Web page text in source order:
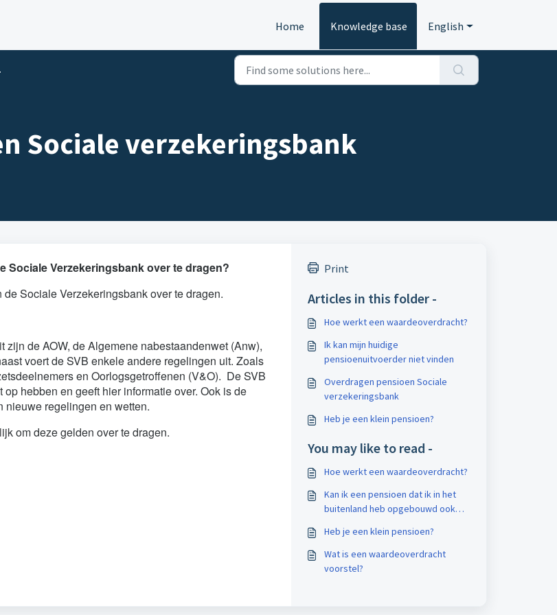
Home Knowledge base English
Sociale verzekeringsbank
Sociale Verzekeringsbank over te dragen?
Sociale Verzekeringsbank over te dragen.
de AOW, de Algemene nabestaandenwet (Anw),
voert de SVB enkele andere regelingen uit. Zoals
en Oorlogsgetroffenen (V&O). De SVB
hebben en geeft hier informatie over. Ook is de
nieuwe regelingen en wetten.
om deze gelden over te dragen.
Print
Articles in this folder -
Hoe werkt een waardeoverdracht?
Ik kan mijn huidige
pensioenuitvoerder niet vinden
Overdragen pensioen Sociale
verzekeringsbank
Heb je een klein pensioen?
You may like to read -
Hoe werkt een waardeoverdracht?
Kan ik een pensioen dat ik in het
buitenland heb opgebouwd ook
Heb je een klein pensioen?
Wat is een waardeoverdracht
voorstel?